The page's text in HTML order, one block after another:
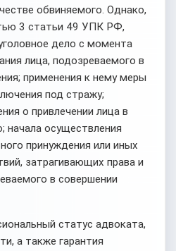
обвиняемого. Однако,
3 статьи 49 УПК РФ,
дело с момента
лица, подозреваемого в
применения к нему меры
под стражу;
о привлечении лица в
начала осуществления
принуждения или иных
затрагивающих права и
в совершении
статус адвоката,
а также гарантия